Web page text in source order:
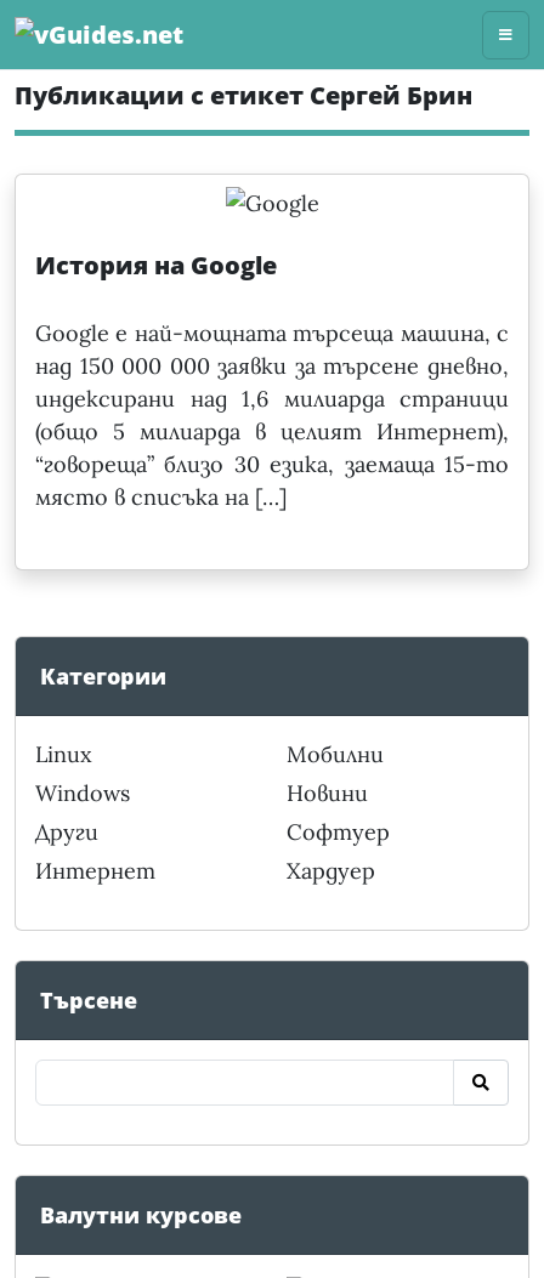
Skip
content
Публикации с етикет Сергей Брин
История на Google
Google е най-мощната търсеща машина, с
над 150 000 000 заявки за търсене дневно,
индексирани над 1,6 милиарда страници
(общо 5 милиарда в целият Интернет),
“говореща” близо 30 езика, заемаща 15-то
място в списъка на […]
Категории
Linux
Windows
Други
Интернет
Мобилни
Новини
Софтуер
Хардуер
Търсене
Валутни курсове